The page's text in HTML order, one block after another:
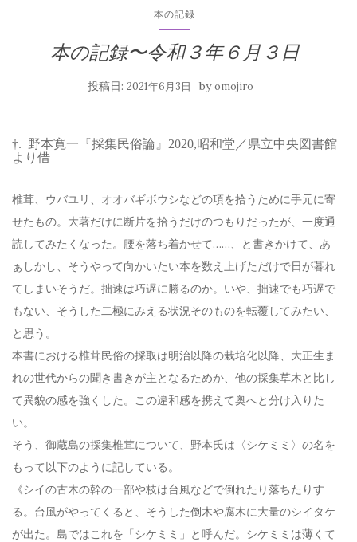
本の記録
本の記録〜令和３年６月３日
投稿日: 2021年6月3日 byomojiro
†. 野本寛一『採集民俗論』2020,昭和堂／県立中央図書館
より借
椎茸、ウバユリ、オオバギボウシなどの項を拾うために手元に寄
せたもの。大著だけに断片を拾うだけのつもりだったが、一度通
読してみたくなった。腰を落ち着かせて……、と書きかけて、あ
ぁしかし、そうやって向かいたい本を数え上げただけで日が暮れ
てしまいそうだ。拙速は巧遅に勝るのか。いや、拙速でも巧遅で
もない、そうした二極にみえる状況そのものを転覆してみたい、
と思う。
本書における椎茸民俗の採取は明治以降の栽培化以降、大正生ま
れの世代からの聞き書きが主となるためか、他の採集草木と比し
て異貌の感を強くした。この違和感を携えて奥へと分け入りた
い。
そう、御蔵島の採集椎茸について、野本氏は〈シケミミ〉の名を
もって以下のように記している。
《シイの古木の幹の一部や枝は台風などで倒れたり落ちたりす
る。台風がやってくると、そうした倒木や腐木に大量のシイタケ
が出た。島ではこれを「シケミミ」と呼んだ。シケミミは薄くて